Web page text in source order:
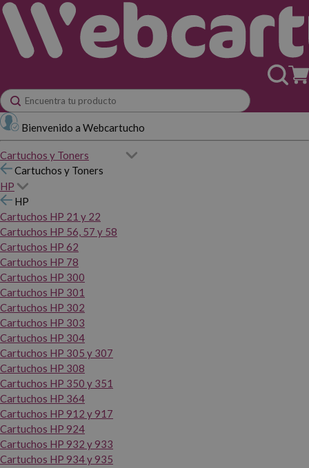
Bienvenido a Webcartucho
Cartuchos y Toners
Cartuchos y Toners
HP
HP
Cartuchos HP 21 y 22
Cartuchos HP 56, 57 y 58
Cartuchos HP 62
Cartuchos HP 78
Cartuchos HP 300
Cartuchos HP 301
Cartuchos HP 302
Cartuchos HP 303
Cartuchos HP 304
Cartuchos HP 305 y 307
Cartuchos HP 308
Cartuchos HP 350 y 351
Cartuchos HP 364
Cartuchos HP 912 y 917
Cartuchos HP 924
Cartuchos HP 932 y 933
Cartuchos HP 934 y 935